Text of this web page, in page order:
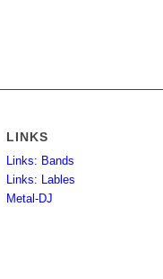
LINKS
Links: Bands
Links: Lables
Metal-DJ